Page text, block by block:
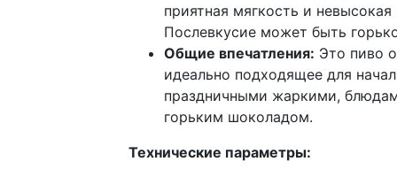
приятная мягкость и
Послевкусие может быть
Общие впечатления: Это пиво
идеально подходящее для
праздничными жаркими,
горьким шоколадом.
Технические параметры: